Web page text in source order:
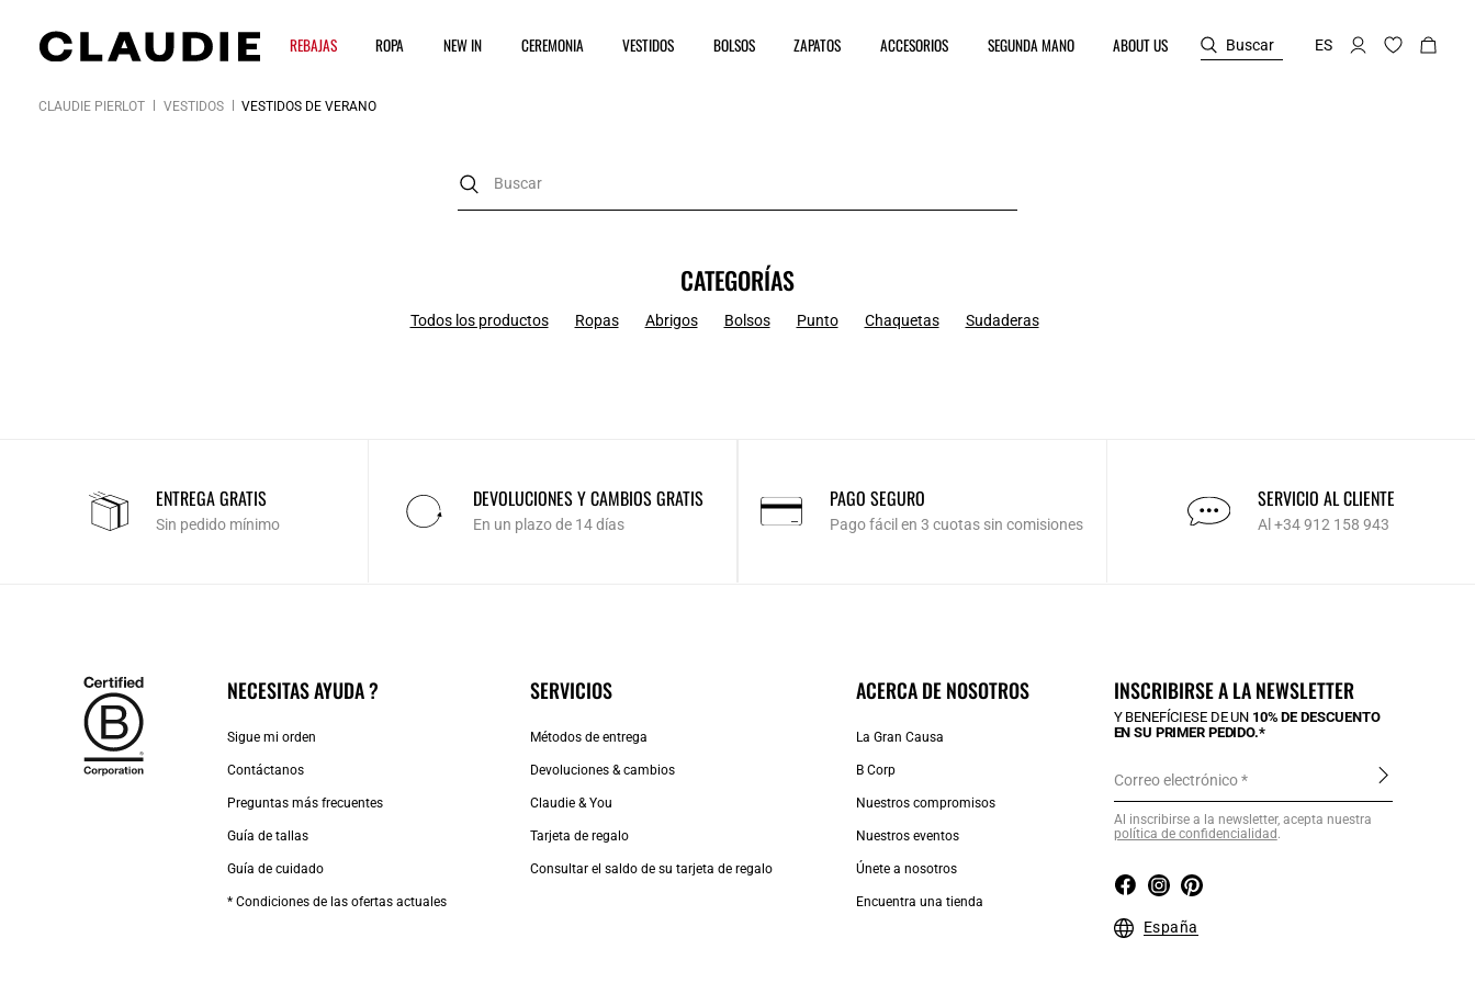
REBAJAS ROPA NEW IN CEREMONIA VESTIDOS BOLSOS ZAPATOS ACCESORIOS SEGUNDA MANO ABOUT US Buscar ES
CLAUDIE PIERLOT VESTIDOS VESTIDOS DE VERANO
CATEGORÍAS
Todos los productos Ropas Abrigos Bolsos Punto Chaquetas Sudaderas
ENTREGA GRATIS
Sin pedido mínimo
DEVOLUCIONES Y CAMBIOS GRATIS
En un plazo de 14 días
PAGO SEGURO
Pago fácil en 3 cuotas sin comisiones
SERVICIO AL CLIENTE
Al +34 912 158 943
NECESITAS AYUDA ?
Sigue mi orden
Contáctanos
Preguntas más frecuentes
Guía de tallas
Guía de cuidado
* Condiciones de las ofertas actuales
SERVICIOS
Métodos de entrega
Devoluciones & cambios
Claudie & You
Tarjeta de regalo
Consultar el saldo de su tarjeta de regalo
ACERCA DE NOSOTROS
La Gran Causa
B Corp
Nuestros compromisos
Nuestros eventos
Únete a nosotros
Encuentra una tienda
INSCRIBIRSE A LA NEWSLETTER
Y BENEFÍCIESE DE UN 10% DE DESCUENTO
EN SU PRIMER PEDIDO.*
Correo electrónico
Al inscribirse a la newsletter, acepta nuestra
política de confidencialidad.
España